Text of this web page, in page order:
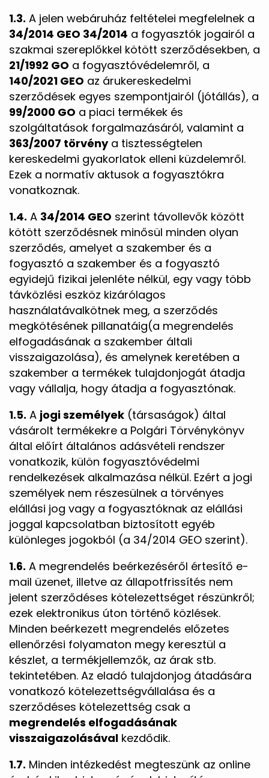
1.3. A jelen webáruház feltételei megfelelnek a
34/2014 GEO 34/2014 a fogyasztók jogairól a
szakmai szereplőkkel kötött szerződésekben, a
21/1992 GO a fogyasztóvédelemről, a
140/2021 GEO az árukereskedelmi
szerződések egyes szempontjairól (jótállás), a
99/2000 GO a piaci termékek és
szolgáltatások forgalmazásáról, valamint a
363/2007 törvénya tisztességtelen
kereskedelmi gyakorlatok elleni küzdelemről.
Ezek a normatív aktusok a fogyasztókra
vonatkoznak.
1.4. A 34/2014 GEO szerint távollevők között
kötött szerződésnek minősül minden olyan
szerződés, amelyet a szakember és a
fogyasztó a szakember és a fogyasztó
egyidejű fizikai jelenléte nélkül, egy vagy több
távközlési eszköz kizárólagos
használatávalkötnek meg, a szerződés
megkötésének pillanatáig(a megrendelés
elfogadásának a szakember általi
visszaigazolása), és amelynek keretében a
szakember a termékek tulajdonjogát átadja
vagy vállalja, hogy átadja a fogyasztónak.
1.5. A jogi személyek (társaságok) által
vásárolt termékekre a Polgári Törvénykönyv
által előírt általános adásvételi rendszer
vonatkozik, külön fogyasztóvédelmi
rendelkezések alkalmazása nélkül. Ezért a jogi
személyek nem részesülnek a törvényes
elállási jog vagy a fogyasztóknak az elállási
joggal kapcsolatban biztosított egyéb
különleges jogokból (a 34/2014 GEO szerint).
1.6. A megrendelés beérkezéséről értesítő e-
mail üzenet, illetve az állapotfrissítés nem
jelent szerződéses kötelezettséget részünkről;
ezek elektronikus úton történő közlések.
Minden beérkezett megrendelés előzetes
ellenőrzési folyamaton megy keresztül a
készlet, a termékjellemzők, az árak stb.
tekintetében. Az eladó tulajdonjog átadására
vonatkozó kötelezettségvállalása és a
szerződéses kötelezettség csak a
megrendelés elfogadásának
visszaigazolásával kezdődik.
1.7. Minden intézkedést megteszünk az online